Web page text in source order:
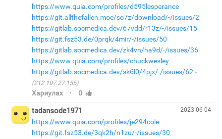
https://www.quia.com/profiles/d595lesperance
https://git.allthefallen.moe/so7z/download/-/issues/2
https://gitlab.socmedica.dev/67vdd/r13z/-/issues/15
https://git.fsz53.de/0prqk/4mir/-/issues/50
https://gitlab.socmedica.dev/zk4vn/ha9d/-/issues/36
https://www.quia.com/profiles/chuckwesley
https://gitlab.socmedica.dev/sk6l0/4pjx/-/issues/62
(212.107.27.155)
Хариулах · 0
2023-06-04
tadansode1971
https://www.quia.com/profiles/je294cole
https://git.fsz53.de/3qk2h/n1zu/-/issues/30